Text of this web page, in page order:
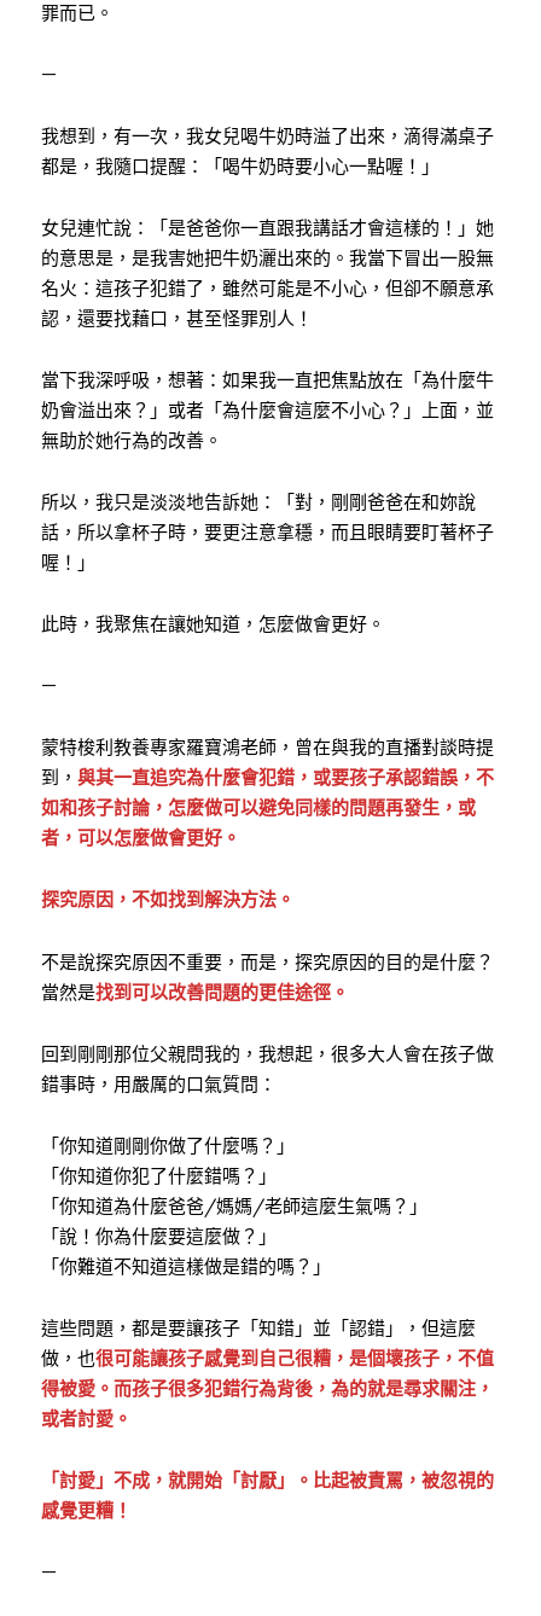
罪而已。
—
我想到，有一次，我女兒喝牛奶時溢了出來，滴得滿桌子
都是，我隨口提醒：「喝牛奶時要小心一點喔！」
女兒連忙說：「是爸爸你一直跟我講話才會這樣的！」她
的意思是，是我害她把牛奶灑出來的。我當下冒出一股無
名火：這孩子犯錯了，雖然可能是不小心，但卻不願意承
認，還要找藉口，甚至怪罪別人！
當下我深呼吸，想著：如果我一直把焦點放在「為什麼牛
奶會溢出來？」或者「為什麼會這麼不小心？」上面，並
無助於她行為的改善。
所以，我只是淡淡地告訴她：「對，剛剛爸爸在和妳說
話，所以拿杯子時，要更注意拿穩，而且眼睛要盯著杯子
喔！」
此時，我聚焦在讓她知道，怎麼做會更好。
—
蒙特梭利教養專家羅寶鴻老師，曾在與我的直播對談時提
到， 與其一直追究為什麼會犯錯，或要孩子承認錯誤，不
如和孩子討論，怎麼做可以避免同樣的問題再發生，或
者，可以怎麼做會更好。
探究原因，不如找到解決方法。
不是說探究原因不重要，而是，探究原因的目的是什麼？
當然是找到可以改善問題的更佳途徑。
回到剛剛那位父親問我的，我想起，很多大人會在孩子做
錯事時，用嚴厲的口氣質問：
「你知道剛剛你做了什麼嗎？」
「你知道你犯了什麼錯嗎？」
「你知道為什麼爸爸/媽媽/老師這麼生氣嗎？」
「說！你為什麼要這麼做？」
「你難道不知道這樣做是錯的嗎？」
這些問題，都是要讓孩子「知錯」並「認錯」，但這麼
做，也很可能讓孩子感覺到自己很糟，是個壞孩子，不值
得被愛。而孩子很多犯錯行為背後，為的就是尋求關注，
或者討愛。
「討愛」不成，就開始「討厭」。比起被責罵，被忽視的
感覺更糟！
—